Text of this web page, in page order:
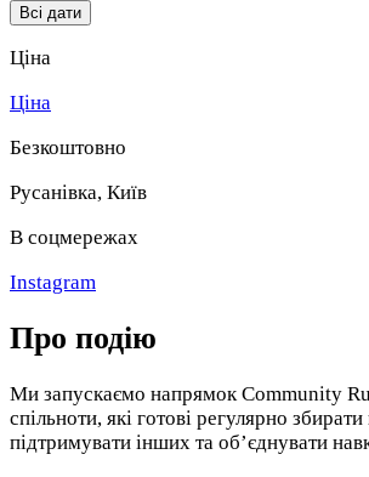
Всі дати
Ціна
Ціна
Безкоштовно
Русанівка, Київ
В соцмережах
Instagram
Про подію
Ми запускаємо напрямок Community
спільноти, які готові регулярно
підтримувати інших та об’єднувати